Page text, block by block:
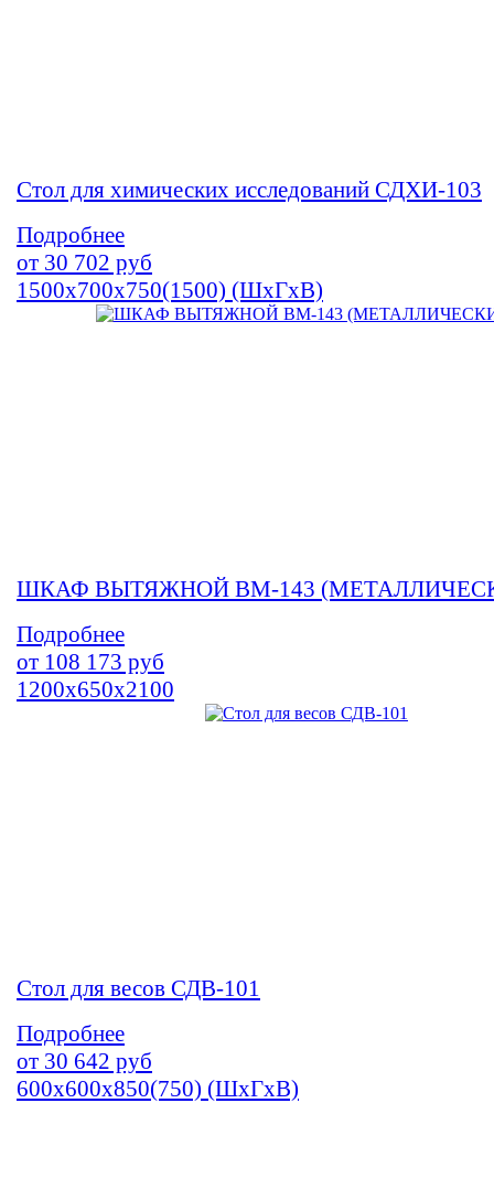
Стол для химических исследований СДХИ-103
Подробнее
от 30 702 руб
1500х700х750(1500) (ШхГхВ)
ШКАФ ВЫТЯЖНОЙ ВМ-143
Подробнее
от 108 173 руб
1200х650х2100
Стол для весов СДВ-101
Подробнее
от 30 642 руб
600х600х850(750) (ШхГхВ)